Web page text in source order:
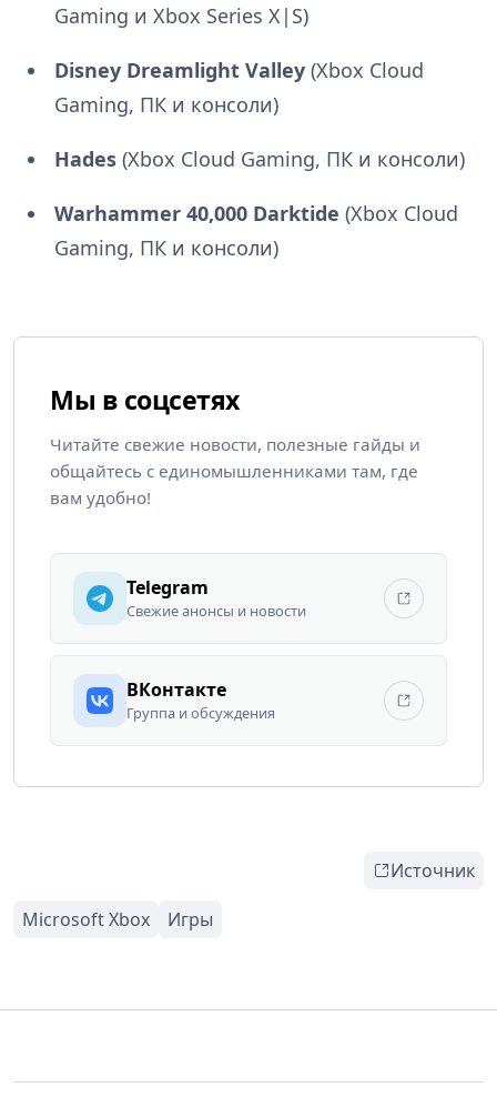
Gaming и Xbox Series X|S)
Disney Dreamlight Valley (Xbox Cloud
Gaming, ПК и консоли)
Hades (Xbox Cloud Gaming, ПК и консоли)
Warhammer 40,000 Darktide (Xbox Cloud
Gaming, ПК и консоли)
Мы в соцсетях
Читайте свежие новости, полезные гайды и
общайтесь с единомышленниками там, где
вам удобно!
Telegram
Свежие анонсы и новости
ВКонтакте
Группа и обсуждения
Источник